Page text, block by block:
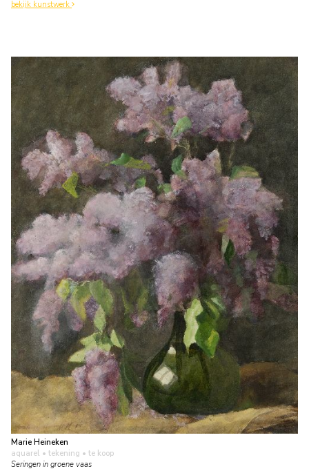
bekijk kunstwerk
Marie Heineken
aquarel • tekening • te koop
Seringen in groene vaas